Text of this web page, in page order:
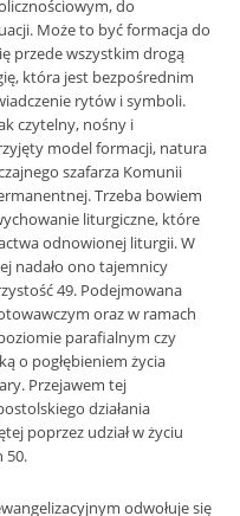
do
Może to być formacja do
przede wszystkim drogą
która jest bezpośrednim
rytów i symboli.
czytelny, nośny i
model formacji, natura
szafarza Komunii
Trzeba bowiem
liturgiczne, które
odnowionej liturgii. W
nadało ono tajemnicy
49. Podejmowana
oraz w ramach
parafialnym czy
o pogłębieniem życia
Przejawem tej
działania
poprzez udział w życiu
50.
odwołuje się